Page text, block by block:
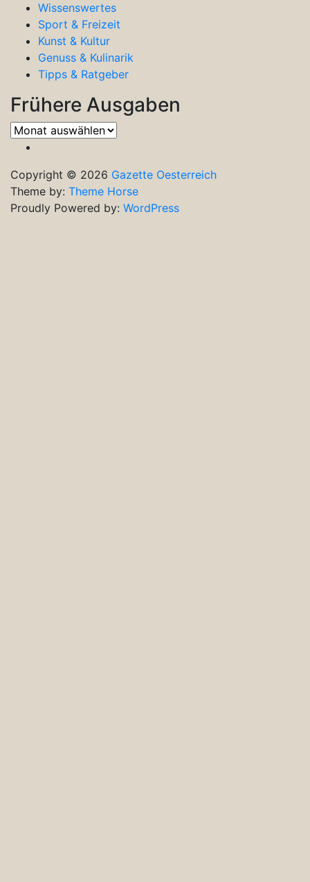
Wissenswertes
Sport & Freizeit
Kunst & Kultur
Genuss & Kulinarik
Tipps & Ratgeber
Frühere Ausgaben
Frühere
Ausgaben
Copyright © 2026 Gazette Oesterreich
Theme by: Theme Horse
Proudly Powered by: WordPress